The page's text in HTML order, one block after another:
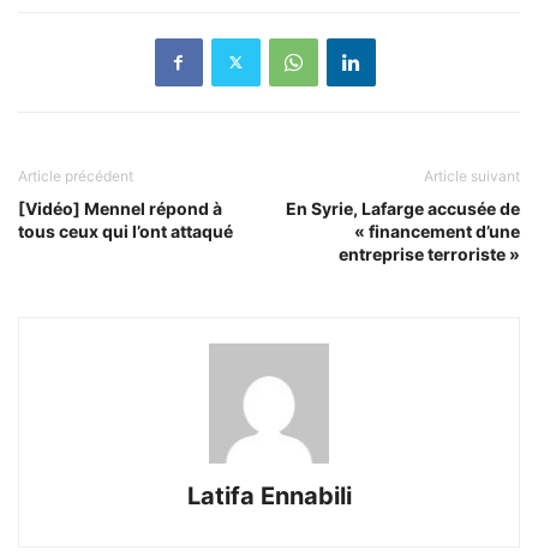
Article précédent
[Vidéo] Mennel répond à
tous ceux qui l’ont attaqué
Article suivant
En Syrie, Lafarge accusée de
« financement d’une
entreprise terroriste »
Latifa Ennabili